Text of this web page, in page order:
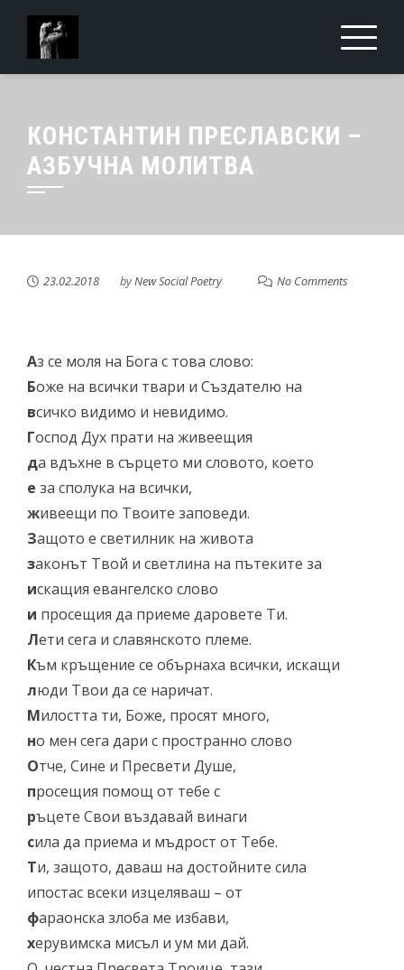
Skip
content
КОНСТАНТИН ПРЕСЛАВСКИ –
АЗБУЧНА МОЛИТВА
23.02.2018 byNew Social Poetry No Comments
Аз се моля на Бога с това слово:
Боже на всички твари и Създателю на
всичко видимо и невидимо.
Господ Дух прати на живеещия
да вдъхне в сърцето ми словото, което
е за сполука на всички,
живеещи по Твоите заповеди.
Защото е светилник на живота
законът Твой и светлина на пътеките за
искащия евангелско слово
и просещия да приеме даровете Ти.
Лети сега и славянското племе.
Към кръщение се обърнаха всички, искащи
люди Твои да се наричат.
Милостта ти, Боже, просят много,
но мен сега дари с пространно слово
Отче, Сине и Пресвети Душе,
просещия помощ от тебе с
ръцете Свои въздавай винаги
сила да приема и мъдрост от Тебе.
Ти, защото, даваш на достойните сила
ипостас всеки изцеляваш – от
фараонска злоба ме избави,
херувимска мисъл и ум ми дай.